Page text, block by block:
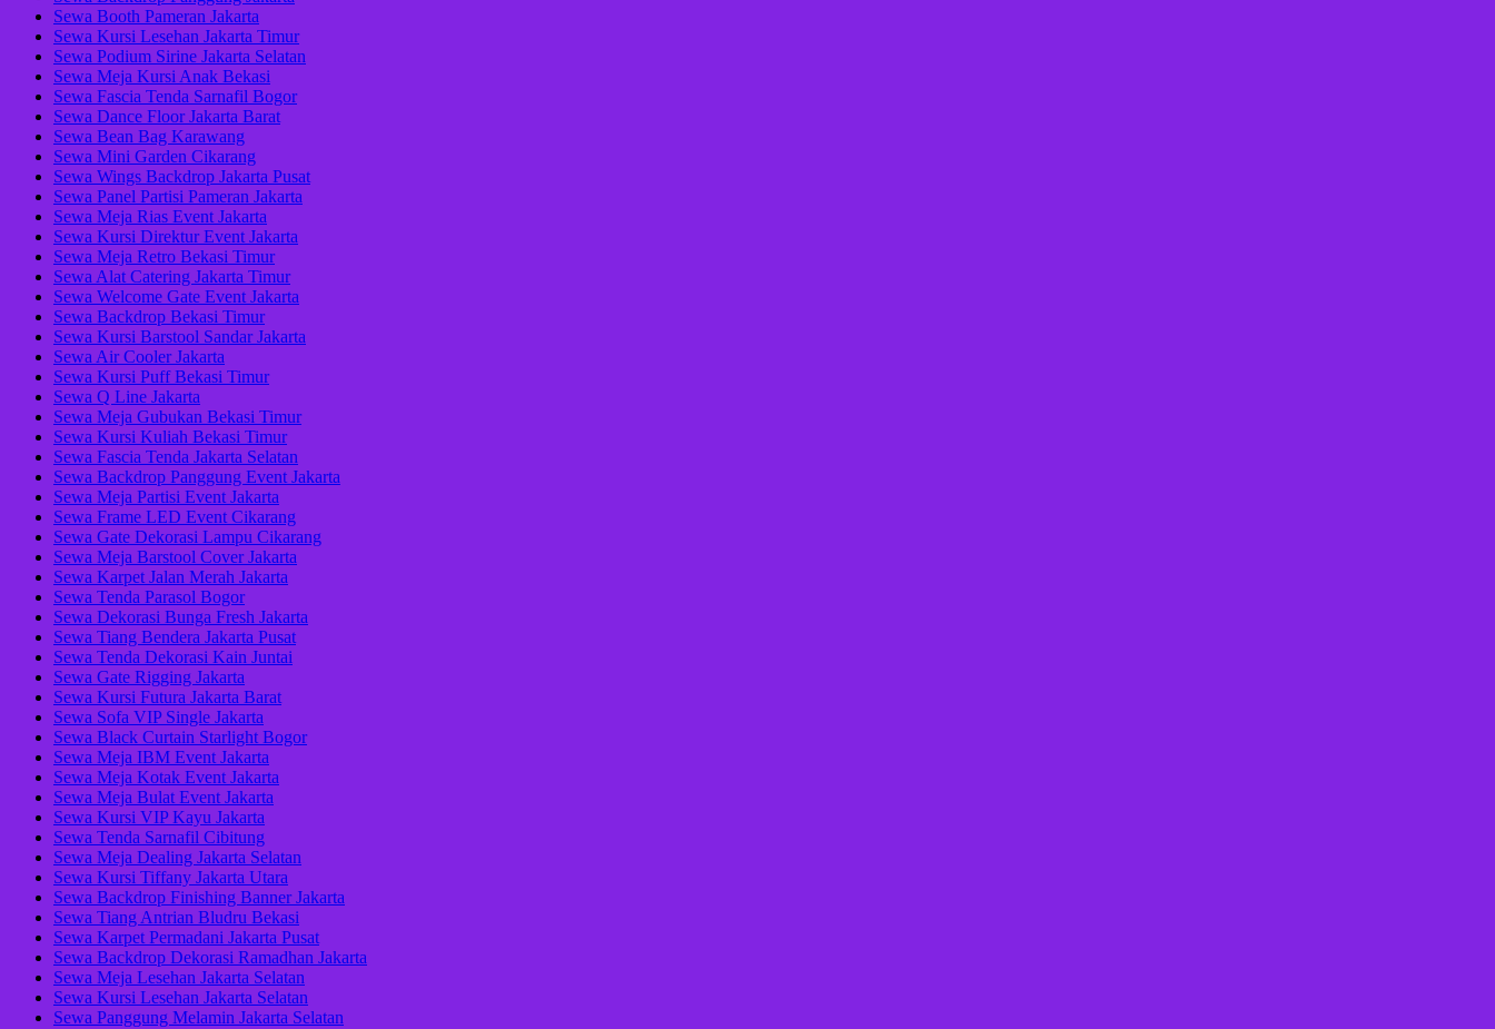
Sewa Booth Pameran Jakarta
Sewa Kursi Lesehan Jakarta Timur
Sewa Podium Sirine Jakarta Selatan
Sewa Meja Kursi Anak Bekasi
Sewa Fascia Tenda Sarnafil Bogor
Sewa Dance Floor Jakarta Barat
Sewa Bean Bag Karawang
Sewa Mini Garden Cikarang
Sewa Wings Backdrop Jakarta Pusat
Sewa Panel Partisi Pameran Jakarta
Sewa Meja Rias Event Jakarta
Sewa Kursi Direktur Event Jakarta
Sewa Meja Retro Bekasi Timur
Sewa Alat Catering Jakarta Timur
Sewa Welcome Gate Event Jakarta
Sewa Backdrop Bekasi Timur
Sewa Kursi Barstool Sandar Jakarta
Sewa Air Cooler Jakarta
Sewa Kursi Puff Bekasi Timur
Sewa Q Line Jakarta
Sewa Meja Gubukan Bekasi Timur
Sewa Kursi Kuliah Bekasi Timur
Sewa Fascia Tenda Jakarta Selatan
Sewa Backdrop Panggung Event Jakarta
Sewa Meja Partisi Event Jakarta
Sewa Frame LED Event Cikarang
Sewa Gate Dekorasi Lampu Cikarang
Sewa Meja Barstool Cover Jakarta
Sewa Karpet Jalan Merah Jakarta
Sewa Tenda Parasol Bogor
Sewa Dekorasi Bunga Fresh Jakarta
Sewa Tiang Bendera Jakarta Pusat
Sewa Tenda Dekorasi Kain Juntai
Sewa Gate Rigging Jakarta
Sewa Kursi Futura Jakarta Barat
Sewa Sofa VIP Single Jakarta
Sewa Black Curtain Starlight Bogor
Sewa Meja IBM Event Jakarta
Sewa Meja Kotak Event Jakarta
Sewa Meja Bulat Event Jakarta
Sewa Kursi VIP Kayu Jakarta
Sewa Tenda Sarnafil Cibitung
Sewa Meja Dealing Jakarta Selatan
Sewa Kursi Tiffany Jakarta Utara
Sewa Backdrop Finishing Banner Jakarta
Sewa Tiang Antrian Bludru Bekasi
Sewa Karpet Permadani Jakarta Pusat
Sewa Backdrop Dekorasi Ramadhan Jakarta
Sewa Meja Lesehan Jakarta Selatan
Sewa Kursi Lesehan Jakarta Selatan
Sewa Panggung Melamin Jakarta Selatan